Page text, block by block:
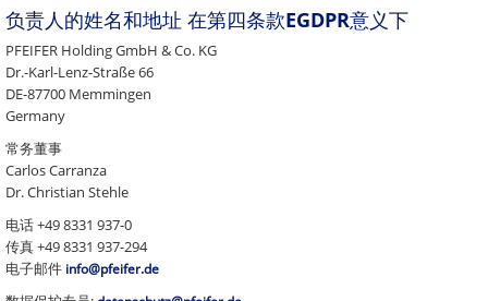
负责人的姓名和地址 在第四条款EGDPR意义下
PFEIFER Holding GmbH & Co. KG
Dr.-Karl-Lenz-Straße 66
DE-87700 Memmingen
Germany
常务董事
Carlos Carranza
Dr. Christian Stehle
电话 +49 8331 937-0
传真 +49 8331 937-294
电子邮件 info@pfeifer.de